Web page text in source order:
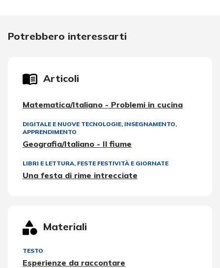
Potrebbero interessarti
Articoli
Matematica/Italiano - Problemi in cucina
DIGITALE E NUOVE TECNOLOGIE, INSEGNAMENTO,
APPRENDIMENTO
Geografia/Italiano - Il fiume
LIBRI E LETTURA, FESTE FESTIVITÀ E GIORNATE
Una festa di rime intrecciate
Materiali
TESTO
Esperienze da raccontare